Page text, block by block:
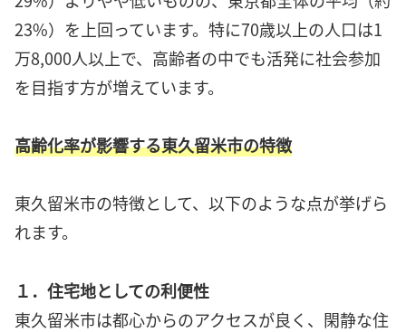
23%）を上回っています。特に70歳以上の人口は1
万8,000人以上で、高齢者の中でも活発に社会参加
を目指す方が増えています。
高齢化率が影響する東久留米市の特徴
東久留米市の特徴として、以下のような点が挙げら
れます。
１．住宅地としての利便性
東久留米市は都心からのアクセスが良く、閑静な住